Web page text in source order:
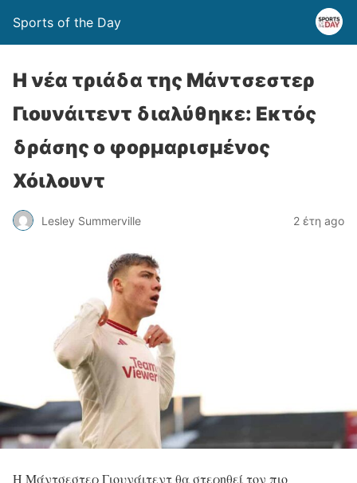
Sports of the Day
Η νέα τριάδα της Μάντσεστερ
Γιουνάιτεντ διαλύθηκε: Εκτός
δράσης ο φορμαρισμένος
Χόιλουντ
Lesley Summerville 2 έτη ago
Η Μάντσεστερ Γιουνάιτεντ θα στερηθεί τον πιο